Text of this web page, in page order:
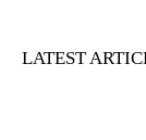
LATEST